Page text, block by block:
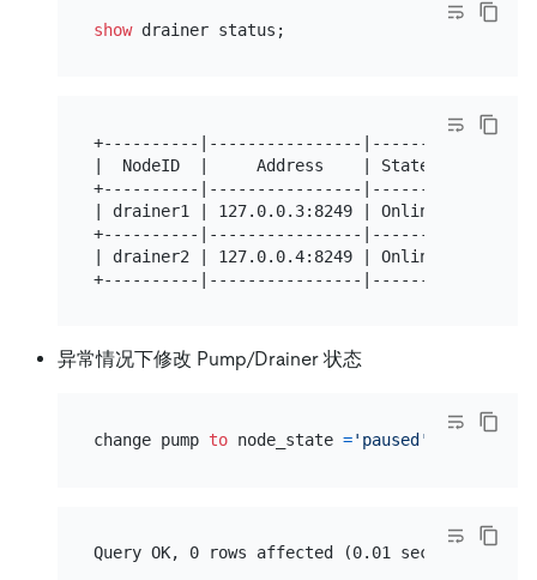
show
+----------|----------------|--------
|  NodeID  |     Address    | State  |
+----------|----------------|--------
| drainer1 | 127.0.0.3:8249 | Online |
+----------|----------------|--------
| drainer2 | 127.0.0.4:8249 | Online |
异常情况下修改 Pump/Drainer 状态
change pump to node_state ='paused'